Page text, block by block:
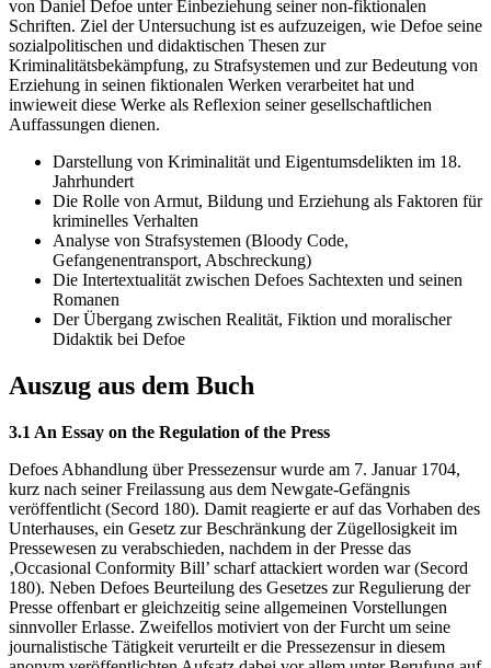
von Daniel Defoe unter Einbeziehung seiner non-fiktionalen
Schriften. Ziel der Untersuchung ist es aufzuzeigen, wie Defoe seine
sozialpolitischen und didaktischen Thesen zur
Kriminalitätsbekämpfung, zu Strafsystemen und zur Bedeutung von
Erziehung in seinen fiktionalen Werken verarbeitet hat und
inwieweit diese Werke als Reflexion seiner gesellschaftlichen
Auffassungen dienen.
Darstellung von Kriminalität und Eigentumsdelikten im 18.
Jahrhundert
Die Rolle von Armut, Bildung und Erziehung als Faktoren für
kriminelles Verhalten
Analyse von Strafsystemen (Bloody Code,
Gefangenentransport, Abschreckung)
Die Intertextualität zwischen Defoes Sachtexten und seinen
Romanen
Der Übergang zwischen Realität, Fiktion und moralischer
Didaktik bei Defoe
Auszug aus dem Buch
3.1 An Essay on the Regulation of the Press
Defoes Abhandlung über Pressezensur wurde am 7. Januar 1704,
kurz nach seiner Freilassung aus dem Newgate-Gefängnis
veröffentlicht (Secord 180). Damit reagierte er auf das Vorhaben des
Unterhauses, ein Gesetz zur Beschränkung der Zügellosigkeit im
Pressewesen zu verabschieden, nachdem in der Presse das
‚Occasional Conformity Bill’ scharf attackiert worden war (Secord
180). Neben Defoes Beurteilung des Gesetzes zur Regulierung der
Presse offenbart er gleichzeitig seine allgemeinen Vorstellungen
sinnvoller Erlasse. Zweifellos motiviert von der Furcht um seine
journalistische Tätigkeit verurteilt er die Pressezensur in diesem